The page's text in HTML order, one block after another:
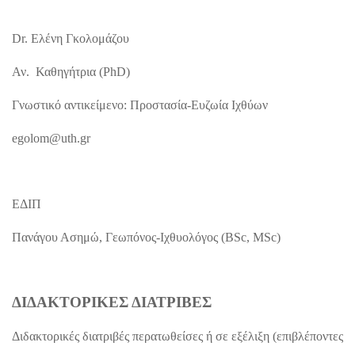
Dr. Ελένη Γκολομάζου
Αν. Καθηγήτρια (PhD)
Γνωστικό αντικείμενο: Προστασία-Ευζωία Ιχθύων
egolom@uth.gr
ΕΔΙΠ
Πανάγου Ασημώ, Γεωπόνος-Ιχθυολόγος (BSc, MSc)
ΔΙΔΑΚΤΟΡΙΚΕΣ ΔΙΑΤΡΙΒΕΣ
Διδακτορικές διατριβές περατωθείσες ή σε εξέλιξη (επιβλέποντες